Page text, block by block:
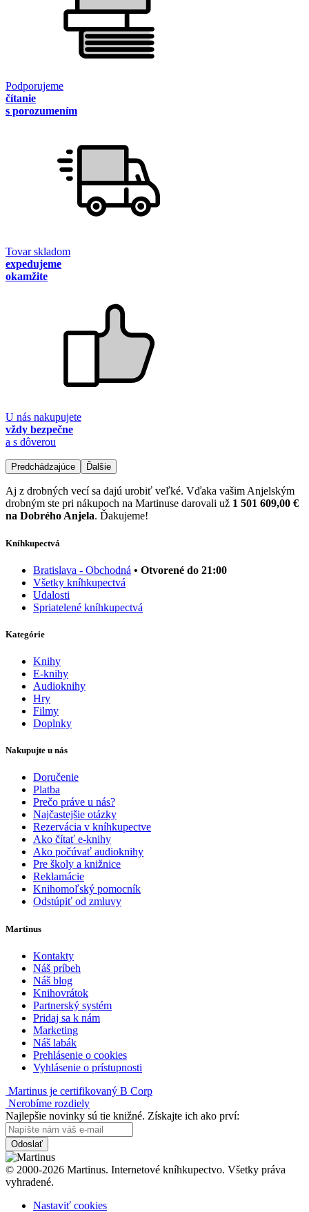
Podporujeme
čítanie
s porozumením
Tovar skladom
expedujeme
okamžite
U nás nakupujete
vždy bezpečne
a s dôverou
Predchádzajúce Ďalšie
Aj z drobných vecí sa dajú urobiť veľké. Vďaka vašim Anjelským
drobným ste pri nákupoch na Martinuse darovali už 1 501 609,00 €
na Dobrého Anjela. Ďakujeme!
Kníhkupectvá
Bratislava - Obchodná • Otvorené do 21:00
Všetky kníhkupectvá
Udalosti
Spriatelené kníhkupectvá
Kategórie
Knihy
E-knihy
Audioknihy
Hry
Filmy
Doplnky
Nakupujte u nás
Doručenie
Platba
Prečo práve u nás?
Najčastejšie otázky
Rezervácia v kníhkupectve
Ako čítať e-knihy
Ako počúvať audioknihy
Pre školy a knižnice
Reklamácie
Knihomoľský pomocník
Odstúpiť od zmluvy
Martinus
Kontakty
Náš príbeh
Náš blog
Knihovrátok
Partnerský systém
Pridaj sa k nám
Marketing
Náš labák
Prehlásenie o cookies
Vyhlásenie o prístupnosti
Martinus je certifikovaný B Corp
Nerobíme rozdiely
Najlepšie novinky sú tie knižné. Získajte ich ako prví:
Odoslať
© 2000-2026 Martinus. Internetové kníhkupectvo. Všetky práva
vyhradené.
Nastaviť cookies